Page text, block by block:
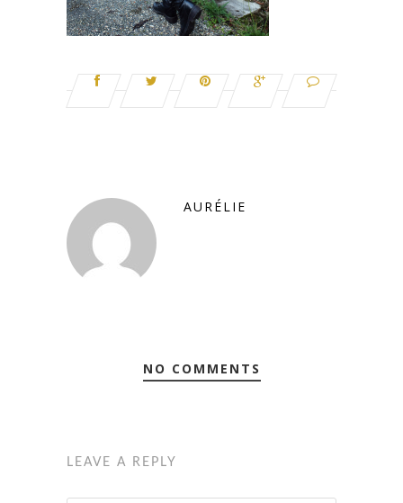
AURÉLIE
NO COMMENTS
LEAVE A REPLY